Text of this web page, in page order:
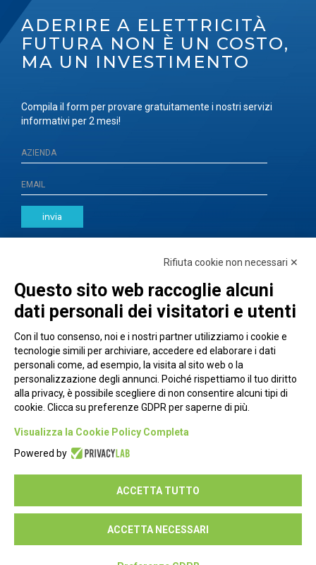
ADERIRE A ELETTRICITÀ
FUTURA NON È UN COSTO,
MA UN INVESTIMENTO
Compila il form per provare gratuitamente i nostri servizi
informativi per 2 mesi!
invia
Piazza Alessandria, 24 - 00198 Roma
Privacy Policy
Seguici su:
Rifiuta cookie non necessari ✕
Questo sito web raccoglie alcuni
dati personali dei visitatori e utenti
Con il tuo consenso, noi e i nostri partner utilizziamo i cookie e
tecnologie simili per archiviare, accedere ed elaborare i dati
personali come, ad esempio, la visita al sito web o la
personalizzazione degli annunci. Poiché rispettiamo il tuo diritto
alla privacy, è possibile scegliere di non consentire alcuni tipi di
cookie. Clicca su preferenze GDPR per saperne di più.
Visualizza la Cookie Policy Completa
Powered by
ACCETTA TUTTO
ACCETTA NECESSARI